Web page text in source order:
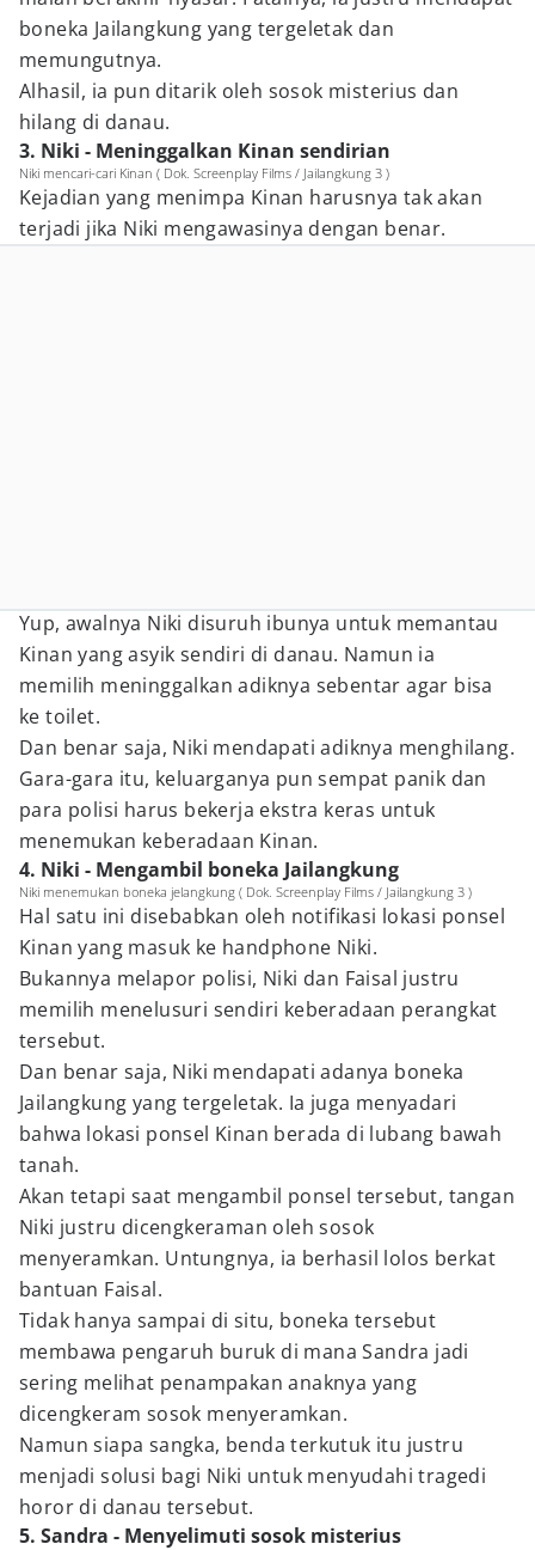
boneka Jailangkung yang tergeletak dan
memungutnya.
Alhasil, ia pun ditarik oleh sosok misterius dan
hilang di danau.
3. Niki - Meninggalkan Kinan sendirian
Niki mencari-cari Kinan ( Dok. Screenplay Films / Jailangkung 3 )
Kejadian yang menimpa Kinan harusnya tak akan
terjadi jika Niki mengawasinya dengan benar.
Yup, awalnya Niki disuruh ibunya untuk memantau
Kinan yang asyik sendiri di danau. Namun ia
memilih meninggalkan adiknya sebentar agar bisa
ke toilet.
Dan benar saja, Niki mendapati adiknya menghilang.
Gara-gara itu, keluarganya pun sempat panik dan
para polisi harus bekerja ekstra keras untuk
menemukan keberadaan Kinan.
4. Niki - Mengambil boneka Jailangkung
Niki menemukan boneka jelangkung ( Dok. Screenplay Films / Jailangkung 3 )
Hal satu ini disebabkan oleh notifikasi lokasi ponsel
Kinan yang masuk ke handphone Niki.
Bukannya melapor polisi, Niki dan Faisal justru
memilih menelusuri sendiri keberadaan perangkat
tersebut.
Dan benar saja, Niki mendapati adanya boneka
Jailangkung yang tergeletak. Ia juga menyadari
bahwa lokasi ponsel Kinan berada di lubang bawah
tanah.
Akan tetapi saat mengambil ponsel tersebut, tangan
Niki justru dicengkeraman oleh sosok
menyeramkan. Untungnya, ia berhasil lolos berkat
bantuan Faisal.
Tidak hanya sampai di situ, boneka tersebut
membawa pengaruh buruk di mana Sandra jadi
sering melihat penampakan anaknya yang
dicengkeram sosok menyeramkan.
Namun siapa sangka, benda terkutuk itu justru
menjadi solusi bagi Niki untuk menyudahi tragedi
horor di danau tersebut.
5. Sandra - Menyelimuti sosok misterius